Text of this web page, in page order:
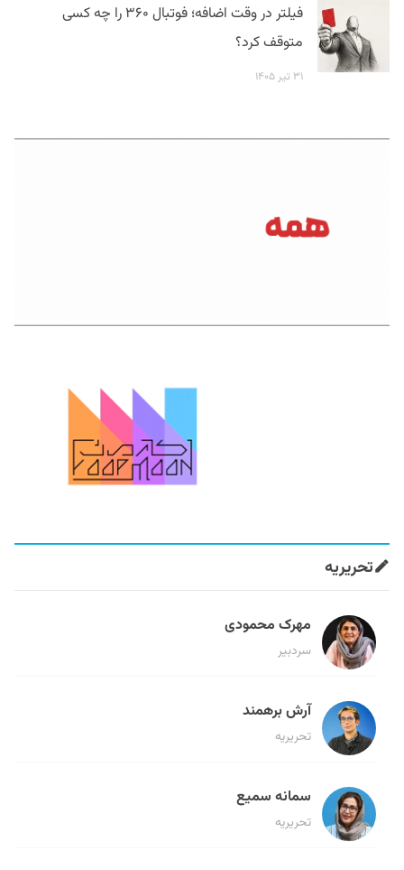
فیلتر در وقت اضافه؛ فوتبال ۳۶۰ را چه کسی
متوقف کرد؟
۳۱ تیر ۱۴۰۵
تحریریه
مهرک محمودی
سردبیر
آرش برهمند
تحریریه
سمانه سمیع
تحریریه